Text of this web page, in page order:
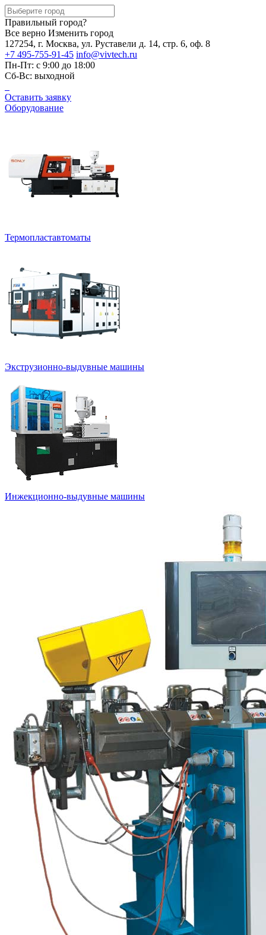
Правильный город?
Все верно Изменить город
127254, г. Москва, ул. Руставели д. 14, стр. 6, оф. 8
+7 495-755-91-45 info@vivtech.ru
Пн-Пт: с 9:00 до 18:00
Сб-Вс: выходной
Оставить заявку
Оборудование
Термопластавтоматы
Экструзионно-выдувные машины
Инжекционно-выдувные машины